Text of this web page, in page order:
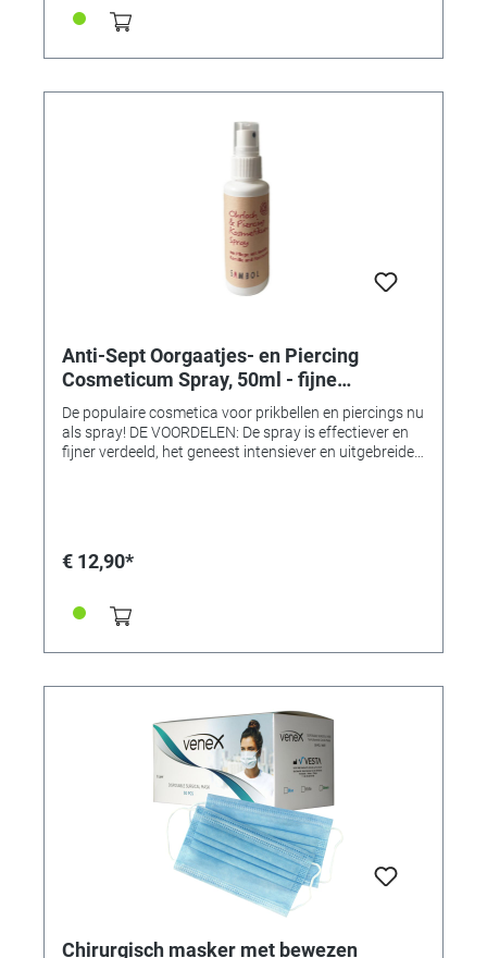
Anti-Sept Oorgaatjes- en Piercing
Cosmeticum Spray, 50ml - fijne
verdeling, korte genezingstijd
De populaire cosmetica voor prikbellen en piercings nu
als spray! DE VOORDELEN: De spray is effectiever en
fijner verdeeld, het geneest intensiever en uitgebreider.
oorlellen te verzorgen. Met Arnica, kamille en
de celregeneratie beter stimuleert en daardoor de huid
sneller kan laten genezen. Niet alleen ideaal voor
vochtigheid, bescherming en een anti-aging effect.
€ 12,90*
Chirurgisch masker met bewezen